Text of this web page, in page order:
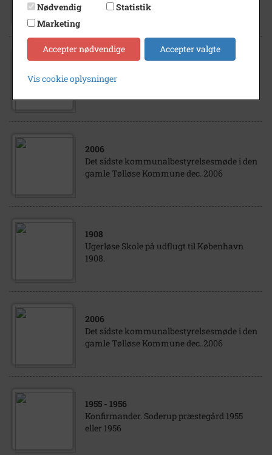
Tunils konfirmationsdag i 1935 eller...
1945- 1946
Vognmand Poul Hansen, Kvarmløsevej 46,
2006
Det sidste kommunalbestyrelsesmøde i den
gamle Tølløse Kommune dec. 2006
1908
Ugerløse Skole på udflugt til København
1908.
2006
Det sidste kommunalbestyrelsesmøde i den
gamle Tølløse Kommune dec. 2006
1955 - 1956
Konfirmander. Soderup præstegård 1955
eller 1956
Nødvendig
Statistik
Marketing
Accepter nødvendige Accepter valgte
Vis cookie oplysninger